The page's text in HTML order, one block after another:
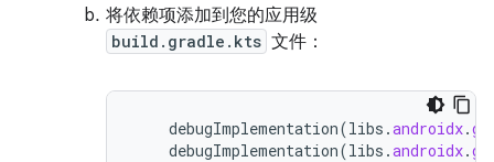
将依赖项添加到您的应用级
build.gradle.kts 文件：
debugImplementation(libs .androidx.
debugImplementation(libs .androidx.